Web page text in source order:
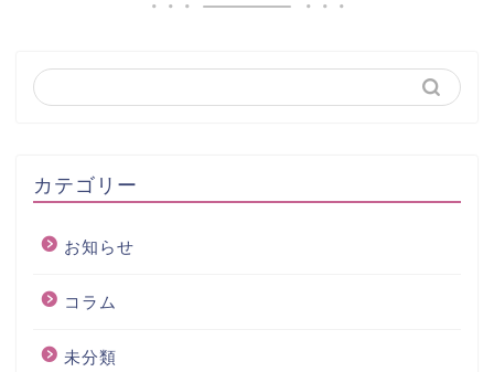
カテゴリー
お知らせ
コラム
未分類